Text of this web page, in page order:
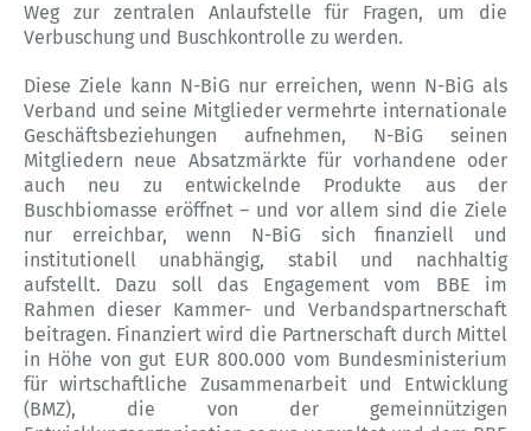
Weg zur zentralen Anlaufstelle für Fragen, um die
Verbuschung und Buschkontrolle zu werden.
Diese Ziele kann N-BiG nur erreichen, wenn N-BiG als
Verband und seine Mitglieder vermehrte internationale
Geschäftsbeziehungen aufnehmen, N-BiG seinen
Mitgliedern neue Absatzmärkte für vorhandene oder
auch neu zu entwickelnde Produkte aus der
Buschbiomasse eröffnet – und vor allem sind die Ziele
nur erreichbar, wenn N-BiG sich finanziell und
institutionell unabhängig, stabil und nachhaltig
aufstellt. Dazu soll das Engagement vom BBE im
Rahmen dieser Kammer- und Verbandspartnerschaft
beitragen. Finanziert wird die Partnerschaft durch Mittel
in Höhe von gut EUR 800.000 vom Bundesministerium
für wirtschaftliche Zusammenarbeit und Entwicklung
(BMZ), die von der gemeinnützigen